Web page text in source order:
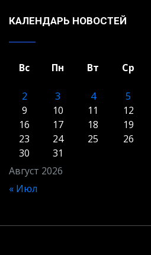
КАЛЕНДАРЬ НОВОСТЕЙ
Август 2026
Вс Пн Вт Ср
2
3 4 5
9
10 11 12
16
17 18 19
23
24 25 26
30
31
« Июл